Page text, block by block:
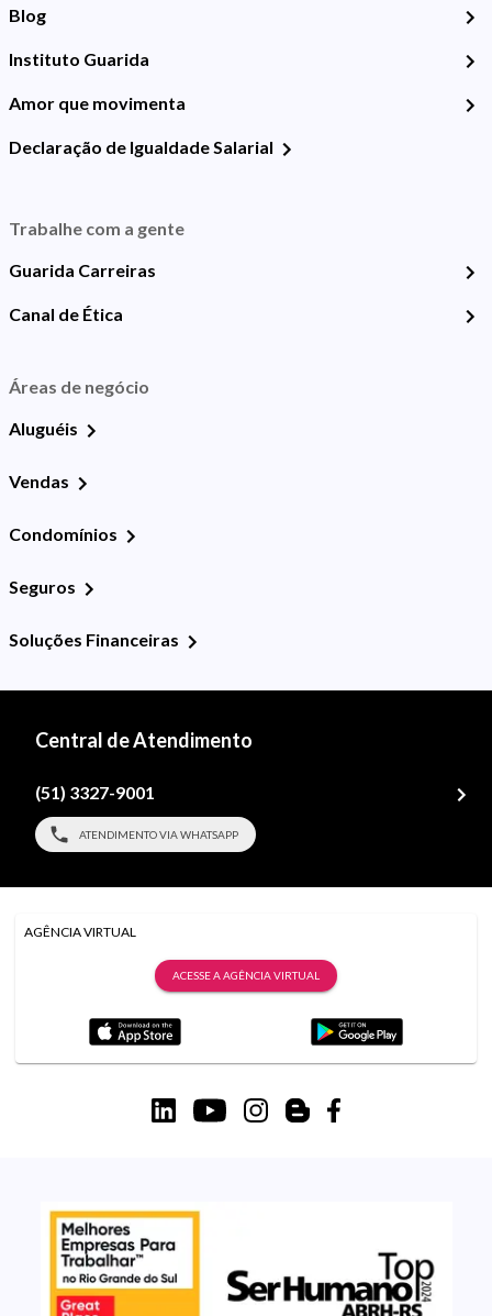
Blog
Instituto Guarida
Amor que movimenta
Declaração de Igualdade Salarial
Trabalhe com a gente
Guarida Carreiras
Canal de Ética
Áreas de negócio
Aluguéis
Vendas
Condomínios
Seguros
Soluções Financeiras
Central de Atendimento
(51) 3327-9001
ATENDIMENTO VIA WHATSAPP
AGÊNCIA VIRTUAL
ACESSE A AGÊNCIA VIRTUAL